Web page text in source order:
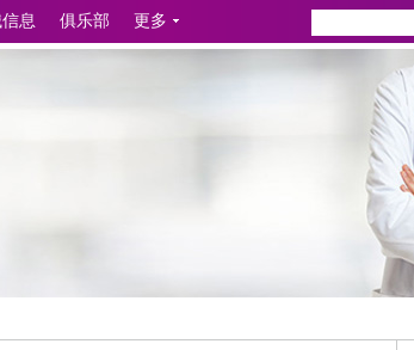
息 俱乐部 更多